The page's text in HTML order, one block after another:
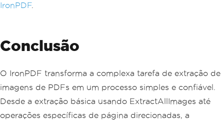
IronPDF.
Conclusão
O IronPDF transforma a complexa tarefa de extração de
imagens de PDFs em um processo simples e confiável.
Desde a extração básica usando ExtractAllImages até
operações específicas de página direcionadas, a